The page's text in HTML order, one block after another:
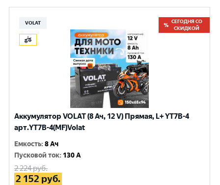
VOLAT
СЕГОДНЯ СО
СКИДКОЙ
Аккумулятор VOLAT (8 Ач, 12 V) Прямая, L+ YT7B-4
арт.YT7B-4(MF)Volat
Емкость:8 Ач
Пусковой ток: 130 A
2 224руб.
2 152 руб.